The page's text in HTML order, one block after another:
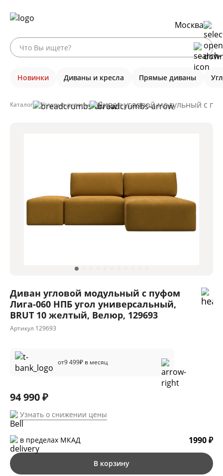
Москва
Новинки Диваны и кресла Прямые диваны
Каталог Угловые диваны Диван угловой модульный с
Диван угловой модульный с пуфом
Лига-060 НПБ угол универсальный,
BRUT 10 желтый, Велюр, 129693
Артикул 129693
от9 499₽ в месяц
94 990 ₽
Узнать о снижении цены
в пределах МКАД 1990 ₽
В корзину